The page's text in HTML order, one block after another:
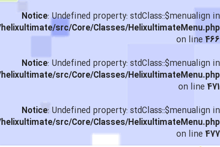
Notice: Undefined property: stdClass::$menualign in
src/Core/Classes/HelixultimateMenu.php
on line466
Notice: Undefined property: stdClass::$menualign in
src/Core/Classes/HelixultimateMenu.php
on line471
Notice: Undefined property: stdClass::$menualign in
src/Core/Classes/HelixultimateMenu.php
on line477